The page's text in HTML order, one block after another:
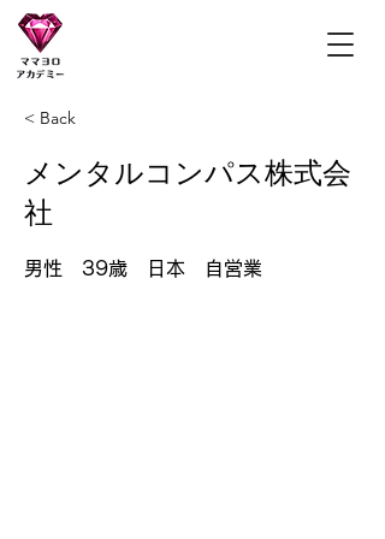
< Back
メンタルコンパス株式会
社
男性 39歳 日本 自営業